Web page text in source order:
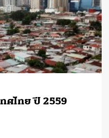
ศไทย ปี 2559